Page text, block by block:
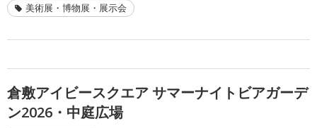
美術展・博物展・展示会
倉敷アイビースクエア サマーナイトビアガーデ
ン2026・中庭広場